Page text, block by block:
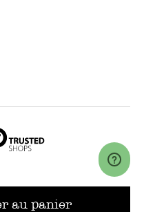
au panier
B.V.